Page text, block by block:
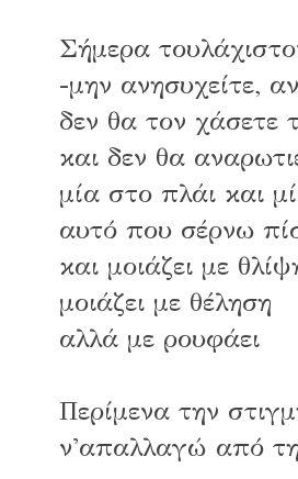
Σήμερα
-μην ανησυχείτε,
δεν θα τον χάσετε
και δεν θα
μία στο πλάι και
αυτό που σέρνω
και μοιάζει με
μοιάζει με θέληση
αλλά με ρουφάει
Περίμενα την
ν'απαλλαγώ από